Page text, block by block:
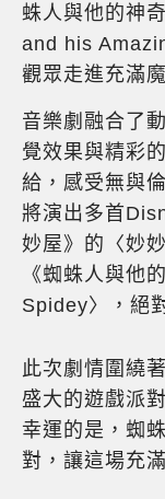
蛛人與他的神
and his
觀眾走進充滿
音樂劇融合了
覺效果與精彩
給，感受無與
將演出多首
妙屋》的〈妙
《蜘蛛人與他
Spidey〉，絕
此次劇情圍繞
盛大的遊戲派
幸運的是，蜘
對，讓這場充